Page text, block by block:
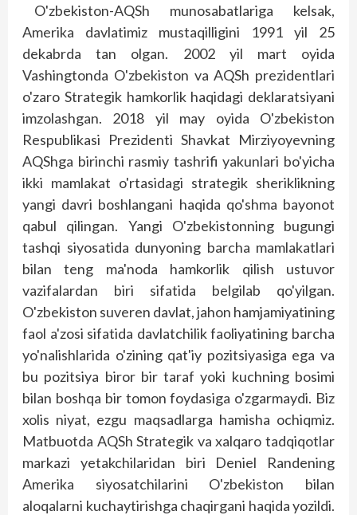
O'zbekiston-AQSh munosabatlariga kelsak,
Amerika davlatimiz mustaqilligini 1991 yil 25
dekabrda tan olgan. 2002 yil mart oyida
Vashingtonda O'zbekiston va AQSh prezidentlari
o'zaro Strategik hamkorlik haqidagi deklaratsiyani
imzolashgan. 2018 yil may oyida O'zbekiston
Respublikasi Prezidenti Shavkat Mirziyoyevning
AQShga birinchi rasmiy tashrifi yakunlari bo'yicha
ikki mamlakat o'rtasidagi strategik sheriklikning
yangi davri boshlangani haqida qo'shma bayonot
qabul qilingan. Yangi O'zbekistonning bugungi
tashqi siyosatida dunyoning barcha mamlakatlari
bilan teng ma'noda hamkorlik qilish ustuvor
vazifalardan biri sifatida belgilab qo'yilgan.
O'zbekiston suveren davlat, jahon hamjamiyatining
faol a'zosi sifatida davlatchilik faoliyatining barcha
yo'nalishlarida o'zining qat'iy pozitsiyasiga ega va
bu pozitsiya biror bir taraf yoki kuchning bosimi
bilan boshqa bir tomon foydasiga o'zgarmaydi. Biz
xolis niyat, ezgu maqsadlarga hamisha ochiqmiz.
Matbuotda AQSh Strategik va xalqaro tadqiqotlar
markazi yetakchilaridan biri Deniel Randening
Amerika siyosatchilarini O'zbekiston bilan
aloqalarni kuchaytirishga chaqirgani haqida yozildi.